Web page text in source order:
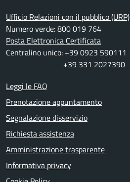
Ufficio Relazioni con il pubblico (URP)
Numero verde: 800 019 764
Posta Elettronica Certificata
Centralino unico: +39 0923 590111
+39 331 2027390
Leggi le FAQ
Prenotazione appuntamento
Segnalazione disservizio
Richiesta assistenza
Amministrazione trasparente
Informativa privacy